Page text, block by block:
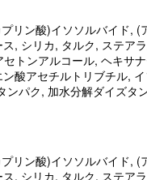
リン酸)イソソルバイド, (
, シリカ, タルク, ステア
トンアルコール, ヘキサ
酸アセチルトリブチル,
パク, 加水分解ダイズタ
リン酸)イソソルバイド, (
, シリカ, タルク, ステア